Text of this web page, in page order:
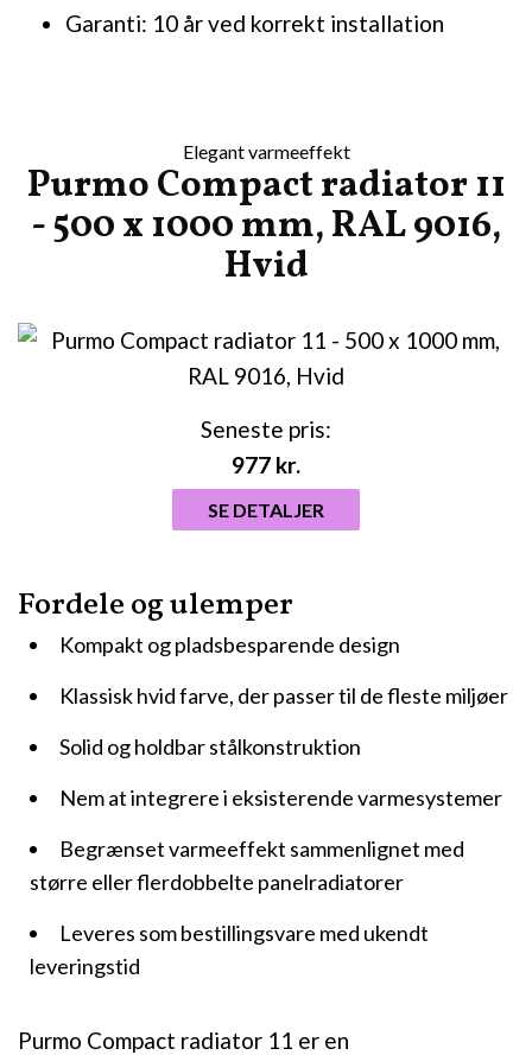
Garanti: 10 år ved korrekt installation
Elegant varmeeffekt
Purmo Compact radiator 11
- 500 x 1000 mm, RAL 9016,
Hvid
Purmo Compact radiator 11 er en
Fordele og ulemper
Kompakt og pladsbesparende design
Klassisk hvid farve, der passer til de fleste miljøer
Solid og holdbar stålkonstruktion
Nem at integrere i eksisterende varmesystemer
Begrænset varmeeffekt sammenlignet med
større eller flerdobbelte panelradiatorer
Leveres som bestillingsvare med ukendt
leveringstid
Seneste pris:
977 kr.
SE DETALJER